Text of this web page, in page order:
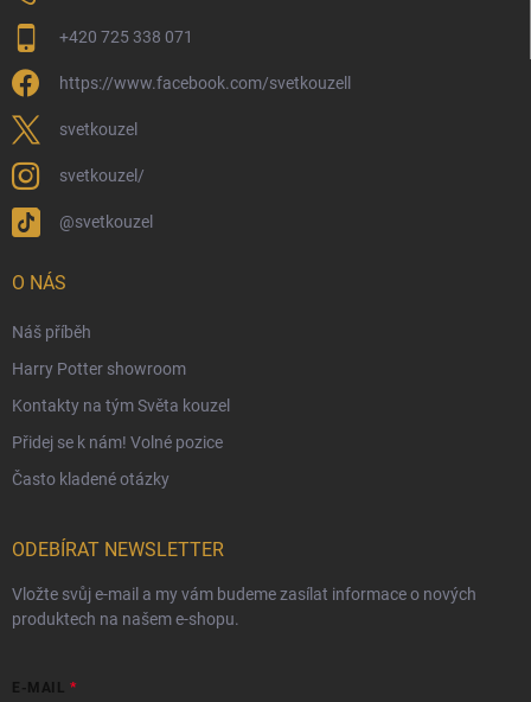
Reklamace a vrácení zboží
Věrnostní program
Velkoobchod
Ekologické balení objednávek
Podmínky ochrany osobních údajů
Ochranné známky a autorská práva
+420 725 338 071
https://www.facebook.com/svetkouzell
svetkouzel
svetkouzel/
@svetkouzel
O NÁS
Náš příběh
Harry Potter showroom
Kontakty na tým Světa kouzel
Přidej se k nám! Volné pozice
Často kladené otázky
ODEBÍRAT NEWSLETTER
Vložte svůj e-mail a my vám budeme zasílat informace o nových
produktech na našem e-shopu.
E-MAIL